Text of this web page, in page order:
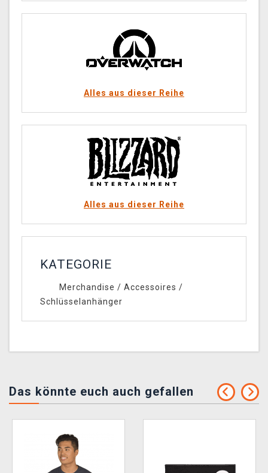
Alles aus dieser Reihe
Alles aus dieser Reihe
KATEGORIE
Merchandise / Accessoires /
Schlüsselanhänger
Das könnte euch auch gefallen